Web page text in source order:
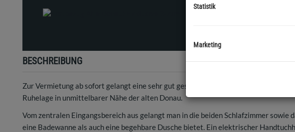
BESCHREIBUNG
Zur Vermietung ab sofort gelangt eine sehr gut geschnittene, barrierefrei im 1. Lift
Ruhelage in unmittelbarer Nähe der alten Donau.
Vom zentralen Eingangsbereich aus gelangt man in die beiden Schlafzimmer sowie
eine Badewanne als auch eine begehbare Dusche bietet. Ein elektrischer
Statistik
Marketing